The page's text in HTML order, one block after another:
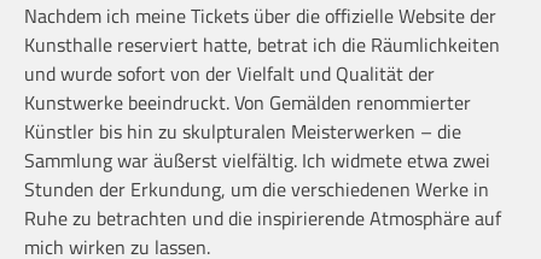
Nachdem ich meine Tickets über die offizielle Website der
Kunsthalle reserviert hatte, betrat ich die Räumlichkeiten
und wurde sofort von der Vielfalt und Qualität der
Kunstwerke beeindruckt. Von Gemälden renommierter
Künstler bis hin zu skulpturalen Meisterwerken – die
Sammlung war äußerst vielfältig. Ich widmete etwa zwei
Stunden der Erkundung, um die verschiedenen Werke in
Ruhe zu betrachten und die inspirierende Atmosphäre auf
mich wirken zu lassen.